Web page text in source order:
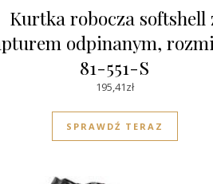
Kurtka robocza softshell
odpinanym,
81-551-S
195,41zł
SPRAWDŹ TERAZ